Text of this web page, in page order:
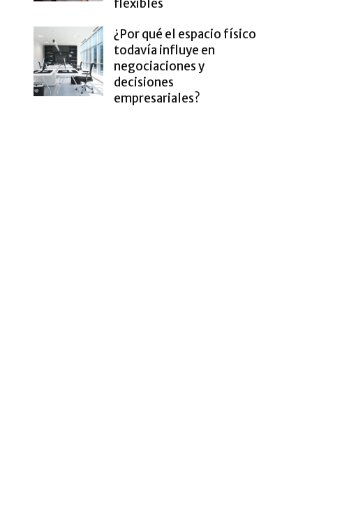
flexibles
¿Por qué el espacio físico
todavía influye en
negociaciones y
decisiones
empresariales?